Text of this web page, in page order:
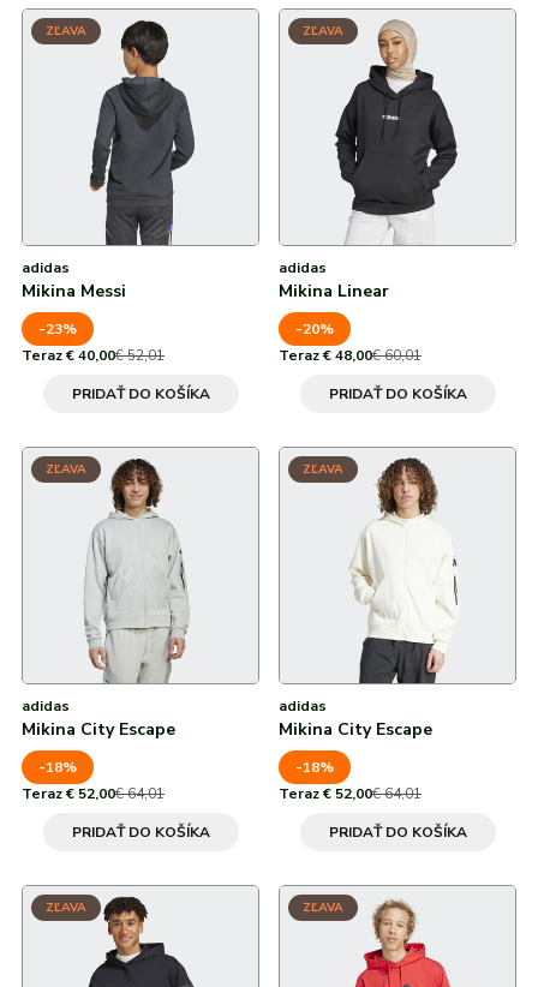
ZĽAVA
adidas
Mikina Messi
-23%
Teraz € 40,00€ 52,01
PRIDAŤ DO KOŠÍKA
ZĽAVA
adidas
Mikina Linear
-20%
Teraz € 48,00€ 60,01
PRIDAŤ DO KOŠÍKA
ZĽAVA
adidas
Mikina City Escape
-18%
Teraz € 52,00€ 64,01
PRIDAŤ DO KOŠÍKA
ZĽAVA
adidas
Mikina City Escape
-18%
Teraz € 52,00€ 64,01
PRIDAŤ DO KOŠÍKA
ZĽAVA ZĽAVA